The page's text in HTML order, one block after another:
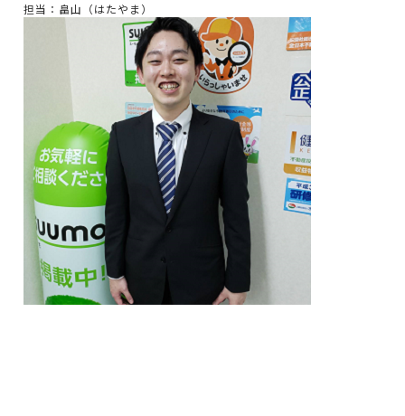
担当：畠山（はたやま）